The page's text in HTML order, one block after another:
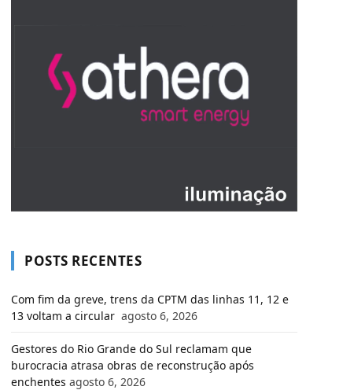
POSTS RECENTES
Com fim da greve, trens da CPTM das linhas 11, 12 e
13 voltam a circular agosto 6, 2026
Gestores do Rio Grande do Sul reclamam que
burocracia atrasa obras de reconstrução após
enchentes agosto 6, 2026